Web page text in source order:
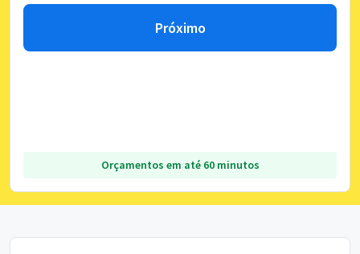
Próximo
Orçamentos em até 60 minutos